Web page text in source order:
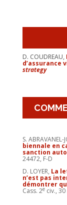
D. COUDREAU,
d’assurance
strategy
S. ABRAVANEL-
biennale en
sanction
24472, F-D
D. LOYER, La
n’est pas
démontrer
Cass. 2eciv., 30